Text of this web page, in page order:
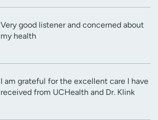
Very good listener and concerned about
my health
I am grateful for the excellent care I have
received from UCHealth and Dr. Klink